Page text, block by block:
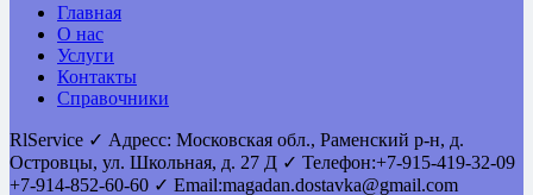
Главная
О нас
Услуги
Контакты
Справочники
RlService ✓ Адресс: Московская обл., Раменский р-н, д.
Островцы, ул. Школьная, д. 27 Д ✓ Телефон:+7-915-419-32-09
+7-914-852-60-60 ✓ Email:magadan.dostavka@gmail.com